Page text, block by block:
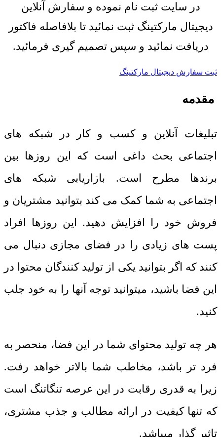
در سایت ثبت نام نموده و سفارش آنلاین
دیجیتال مارکتینگ ثبت نمائید تا بلافاصله فاکتور
دریافت نمائید و سپس تصمیم گیری فرمائید.
ثبت سفارش دیجیتال مارکتینگ
مقدمه
تبلیغات آنلاین و کسب و کار در شبکه های
اجتماعی بحث داغی است که این روزها بین
برندها مطرح است. بازاریابی شبکه های
اجتماعی به شما کمک می کند بتوانید مشتریان و
فروش خود را افزایش دهید. این روزها افراد
پست های زیادی را در فضای مجازی دنبال می
کنند که اگر بتوانید یکی از تولید کنندگان محتوا در
این فضا باشید، میتوانید توجه آنها را به خود جلب
کنید.
هر چه تولید محتوای شما در این فضا، منحصر به
فرد تر باشد، مخاطب شما بالاتر خواهد رفت.
زیرا به قدری رقابت در این عرصه تنگاتنگ است
که تنها کیفیت در ارائه مطالب و جذب مشتری،
تاثیر گذار میباشد.